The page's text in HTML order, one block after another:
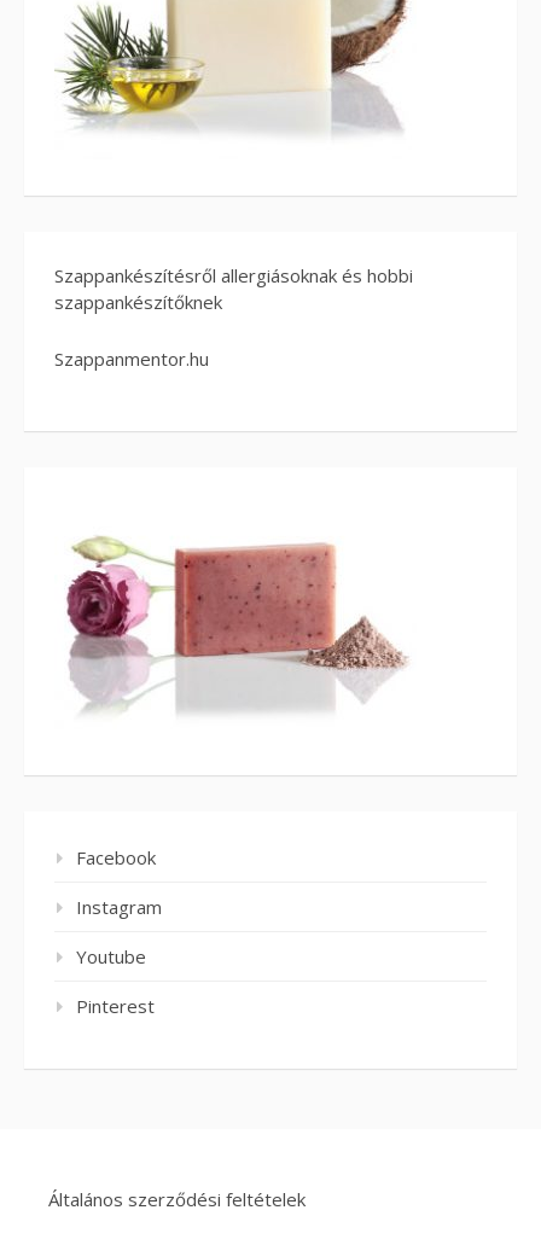
Szappankészítésről allergiásoknak és hobbi
szappankészítőknek
Szappanmentor.hu
Facebook
Instagram
Youtube
Pinterest
Általános szerződési feltételek